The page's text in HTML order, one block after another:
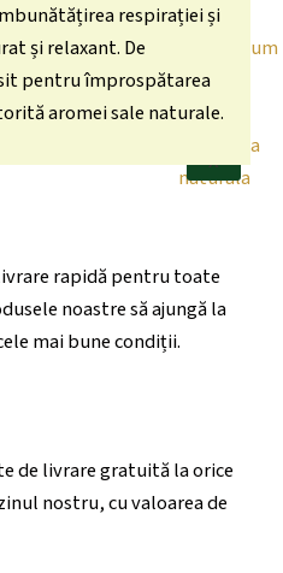
X
respirației și
și relaxant. De
pentru împrospătarea
aromei sale naturale.
rapidă pentru toate
noastre să ajungă la
mai bune condiții.
de livrare gratuită la orice
nostru, cu valoarea de